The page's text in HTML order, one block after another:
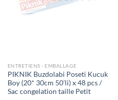
ENTRETIENS - EMBALLAGE
PIKNIK Buzdolabi Poseti Kucuk
Boy (20* 30cm 50’li) x 48 pcs /
Sac congelation taille Petit